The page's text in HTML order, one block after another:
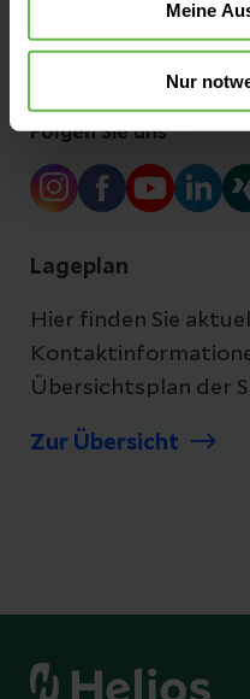
Meine
Nur
Ihre
Folgen Sie uns
Lageplan
Hier finden Sie
Übersichtsplan der
Zur Übersicht